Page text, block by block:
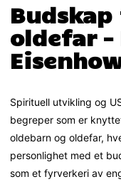
oldefar –
Spirituell utvikling og
begreper som er
oldebarn og oldefar,
personlighet med et
som et fyrverkeri av